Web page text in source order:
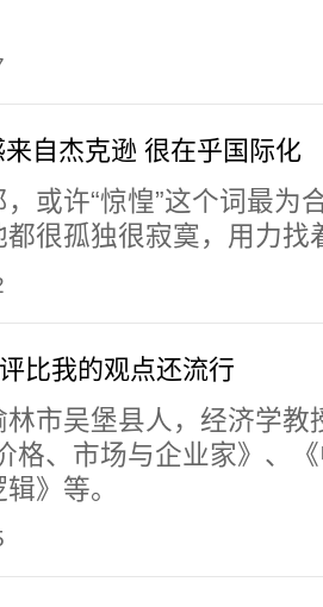
自杰克逊 很在乎国际化
或许“惊惶”这个词最为
很孤独很寂寞，用力找
比我的观点还流行
市吴堡县人，经济学教
格、市场与企业家》、
》等。